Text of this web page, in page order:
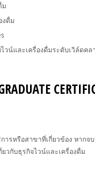
ม
งดื่ม
น์และเครื่องดื่มระดับเวิล์ดคล
รหรือสาขาที่เกี่ยวข้อง หากจบ
วกับธุรกิจไวน์และเครื่องดื่ม